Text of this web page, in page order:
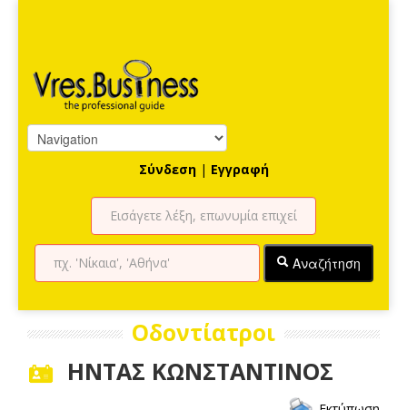
Σύνδεση | Εγγραφή
Αναζήτηση
Οδοντίατροι
ΗΝΤΑΣ ΚΩΝΣΤΑΝΤΙΝΟΣ